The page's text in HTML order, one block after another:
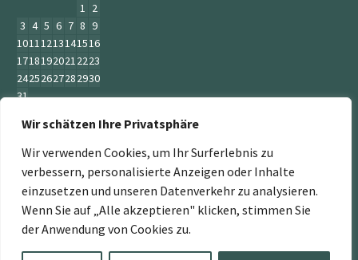
Wir schätzen Ihre Privatsphäre
Wir verwenden Cookies, um Ihr Surferlebnis zu
verbessern, personalisierte Anzeigen oder Inhalte
einzusetzen und unseren Datenverkehr zu analysieren.
Wenn Sie auf „Alle akzeptieren" klicken, stimmen Sie
der Anwendung von Cookies zu.
1 2
3 4 5 6 7 8 9
10111213141516
17181920212223
24252627282930
31
« Juni
„Der Service Gärtner“ ist ein Teil der Jumbogras &
Energiepflanzen GmbH. Weitere Mitglieder sind:
www.energiepflanzen.com,www.jumbograshecke.com,